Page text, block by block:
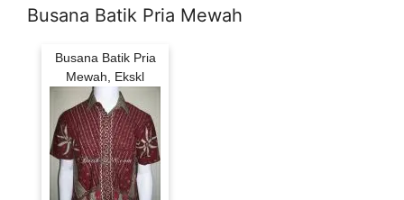
Busana Batik Pria Mewah
Busana Batik Pria
Mewah, Ekskl